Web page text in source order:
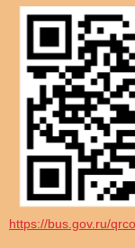
https://bus.gov.ru/